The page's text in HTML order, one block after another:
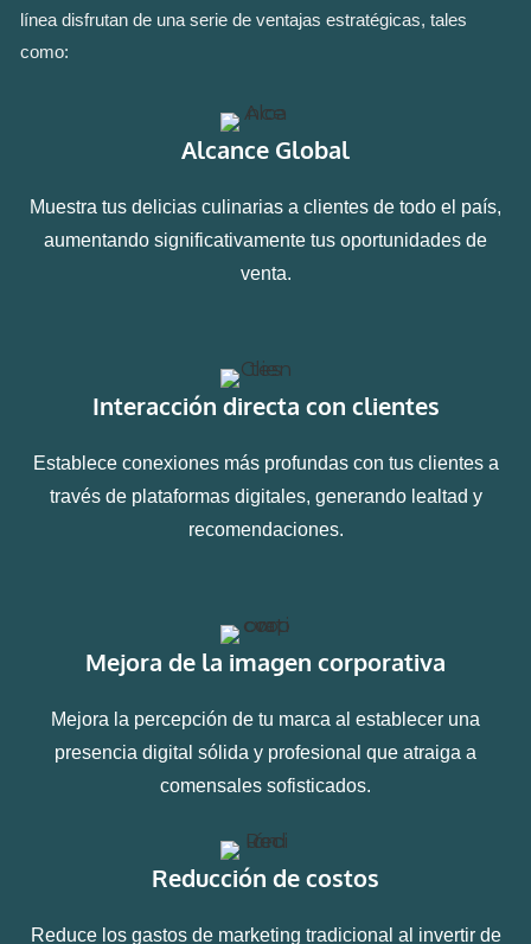
línea disfrutan de una serie de ventajas estratégicas, tales
como:
Alcance Global
Muestra tus delicias culinarias a clientes de todo el país,
aumentando significativamente tus oportunidades de
venta.
Interacción directa con clientes
Establece conexiones más profundas con tus clientes a
través de plataformas digitales, generando lealtad y
recomendaciones.
Mejora de la imagen corporativa
Mejora la percepción de tu marca al establecer una
presencia digital sólida y profesional que atraiga a
comensales sofisticados.
Reducción de costos
Reduce los gastos de marketing tradicional al invertir de